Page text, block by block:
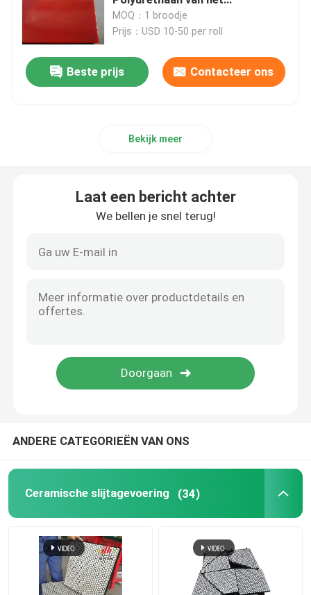
ceramische katrolbekleding
De Bekleding van de transportbandkatrol
De Bars van het transportbandeffect
het bed van het transportbandeffect
polyurethaanblad
Ceramische Slijtagetegels
Transportbandreinigingsmachine
Bladpolyurethaan
MOQ：1 broodje
Prijs：USD 10-50 per roll
Beste prijs Contacteer ons
Bekijk meer
Laat een bericht achter
We bellen je snel terug!
ANDERE CATEGORIEËN VAN ONS
Ceramische slijtagevoering (34)